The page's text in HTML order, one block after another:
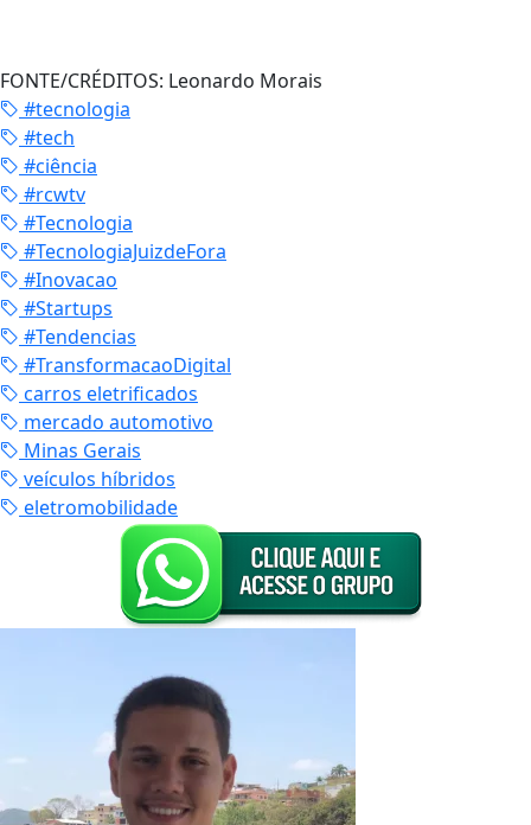
FONTE/CRÉDITOS: Leonardo Morais
#tecnologia
#tech
#ciência
#rcwtv
#Tecnologia
#TecnologiaJuizdeFora
#Inovacao
#Startups
#Tendencias
#TransformacaoDigital
carros eletrificados
mercado automotivo
Minas Gerais
veículos híbridos
eletromobilidade